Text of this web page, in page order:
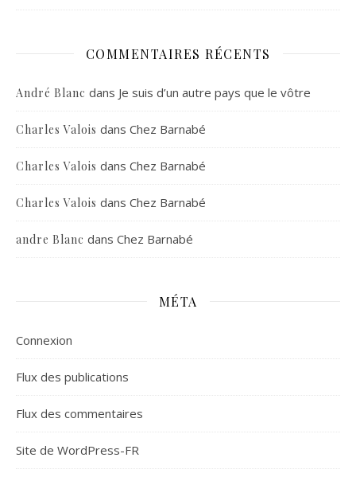
COMMENTAIRES RÉCENTS
André Blanc dans Je suis d’un autre pays que le vôtre
Charles Valois dans Chez Barnabé
Charles Valois dans Chez Barnabé
Charles Valois dans Chez Barnabé
andre Blanc dans Chez Barnabé
MÉTA
Connexion
Flux des publications
Flux des commentaires
Site de WordPress-FR